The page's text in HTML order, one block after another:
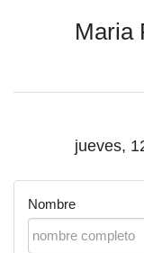
Maria
jueves,
Nombre